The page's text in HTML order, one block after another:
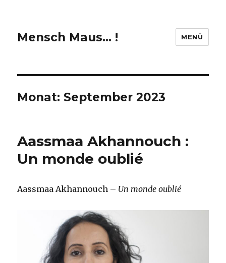
Mensch Maus… ! MENÜ
Monat: September 2023
Aassmaa Akhannouch :
Un monde oublié
Aassmaa Akhannouch – Un monde oublié